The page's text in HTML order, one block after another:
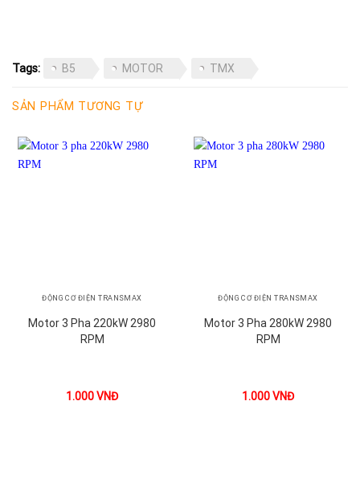
Tags: B5 MOTOR TMX
SẢN PHẨM TƯƠNG TỰ
ĐỘNG CƠ ĐIỆN TRANSMAX
Motor 3 Pha 220kW 2980
RPM
1.000VNĐ
ĐỘNG CƠ ĐIỆN TRANSMAX
Motor 3 Pha 280kW 2980
RPM
1.000VNĐ